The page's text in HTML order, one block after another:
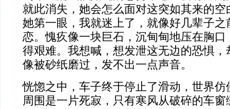
就此消失，她会怎么面对这突如其来的空
她第一眼，我就迷上了，就像好几辈子之
恋。愧疚像一块巨石，沉甸甸地压在胸口
得艰难。我想喊，想发泄这无边的恐惧，
像被砂纸磨过，发不出一点声音。
恍惚之中，车子终于停止了滑动，世界仿
周围是一片死寂，只有寒风从破碎的车